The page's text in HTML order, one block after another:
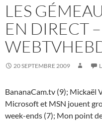
LES
EN DIRECT –
20 SEPTEMBRE 2009
BananaCam.tv (9); Mickaël
Microsoft et MSN jouent
week-ends (7); Mon point